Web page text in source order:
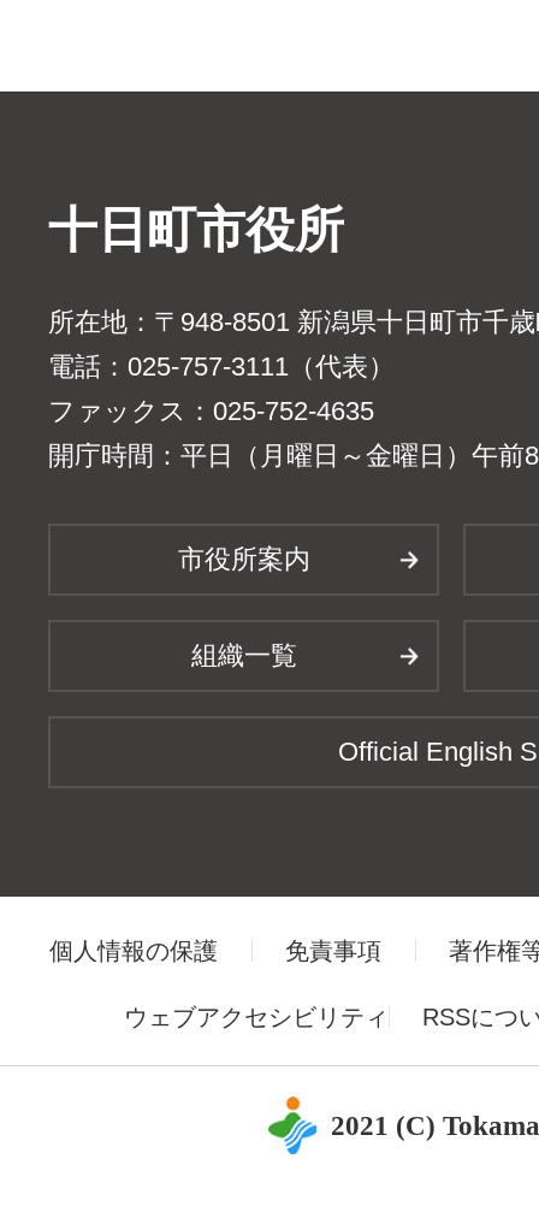
十日町市役所
所在地：〒948-8501 新潟県十日町市千
電話：025-757-3111（代表）
ファックス：025-752-4635
開庁時間：平日（月曜日～金曜日）午前
市役所案内
組織一覧
Official English
個人情報の保護 免責事項 著作権
ウェブアクセシビリティ RSSにつ
2021 (C)